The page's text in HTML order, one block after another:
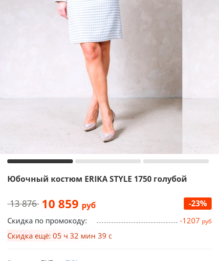
Юбочный костюм ERIKA STYLE 1750 голубой
13 876 10 859 руб -23%
Скидка по промокоду: -1207 руб
Скидка ещё: 05 ч 32 мин 38 с